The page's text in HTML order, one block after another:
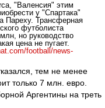
"Валенсия" этим
у "Спартака"
Пареху. Трансферная
футболиста
но руководство
цена не пугает.
football/news-
тем не менее
только 7 млн. евро.
Аргентины на треть